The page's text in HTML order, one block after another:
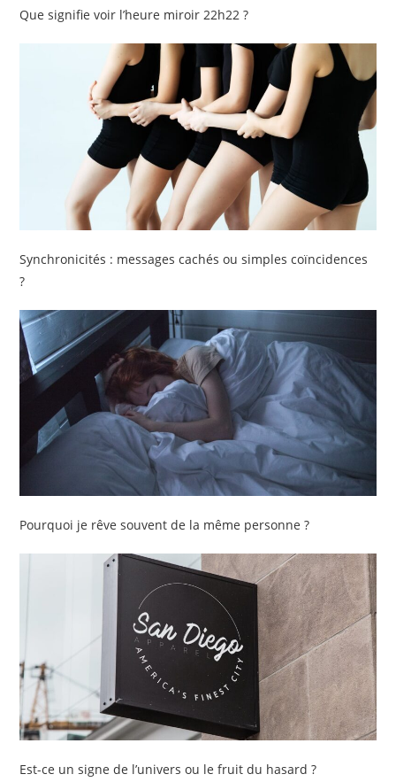
Que signifie voir l’heure miroir 22h22 ?
Synchronicités : messages cachés ou simples coïncidences
?
Pourquoi je rêve souvent de la même personne ?
Est-ce un signe de l’univers ou le fruit du hasard ?